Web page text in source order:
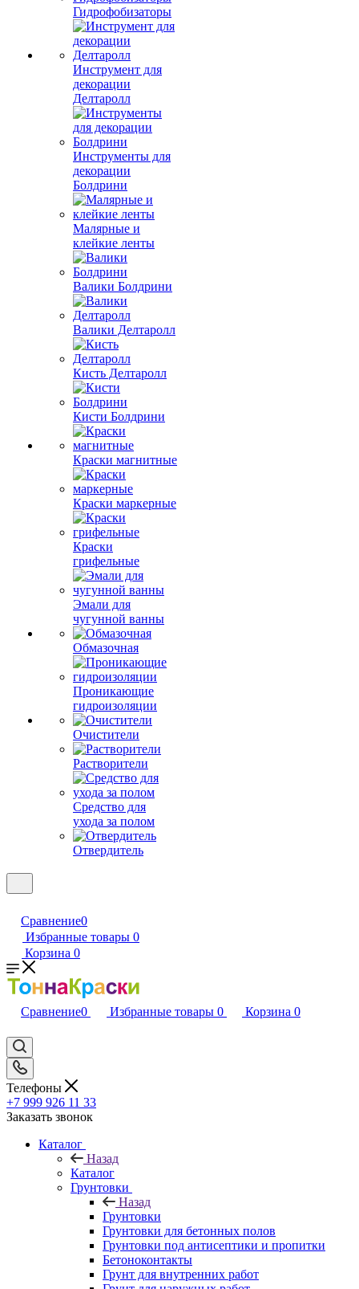
Гидрофобизаторы
Инструмент для
декорации
Делтаролл
Инструменты для
декорации
Болдрини
Малярные и
клейкие ленты
Валики Болдрини
Валики Делтаролл
Кисть Делтаролл
Кисти Болдрини
Краски магнитные
Краски маркерные
Краски
грифельные
Эмали для
чугунной ванны
Обмазочная
Проникающие
гидроизоляции
Очистители
Растворители
Средство для
ухода за полом
Отвердитель
Сравнение0
Избранные товары 0
Корзина 0
Сравнение0 Избранные товары 0 Корзина 0
Телефоны
+7 999 926 11 33
Заказать звонок
Каталог
Назад
Каталог
Грунтовки
Назад
Грунтовки
Грунтовки для бетонных полов
Грунтовки под антисептики и пропитки
Бетоноконтакты
Грунт для внутренних работ